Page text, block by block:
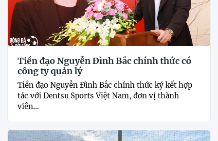
Tiền đạo Nguyễn Đình Bắc chính thức có
công ty quản lý
Tiền đạo Nguyễn Đình Bắc chính thức ký kết hợp
tác với Dentsu Sports Việt Nam, đơn vị thành
viên...